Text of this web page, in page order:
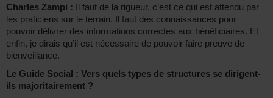
Charles Zampi : Il faut de la rigueur, c’est ce qui est attendu par
les praticiens sur le terrain. Il faut des connaissances pour
pouvoir délivrer des informations correctes aux bénéficiaires. Et
enfin, je dirais qu’il est nécessaire de pouvoir faire preuve de
bienveillance.
Le Guide Social : Vers quels types de structures se dirigent-
ils majoritairement ?